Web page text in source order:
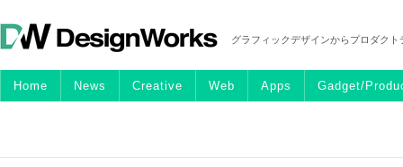
グラフィックデザインからプロダク
Home News Creative Web Apps Gadget/